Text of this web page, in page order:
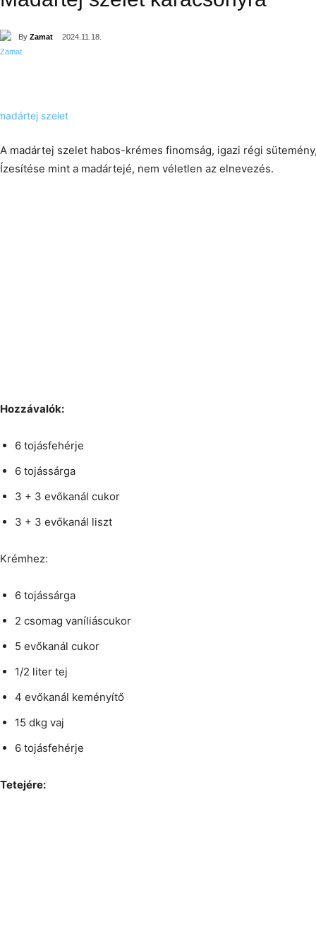
By Zamat 2024.11.18.
A madártej szelet habos-krémes finomság, igazi régi
Ízesítése mint a madártejé, nem véletlen az elnevezés.
Hozzávalók:
6 tojásfehérje
6 tojássárga
3 + 3 evőkanál cukor
3 + 3 evőkanál liszt
Krémhez:
6 tojássárga
2 csomag vaníliáscukor
5 evőkanál cukor
1/2 liter tej
4 evőkanál keményítő
15 dkg vaj
6 tojásfehérje
Tetejére: